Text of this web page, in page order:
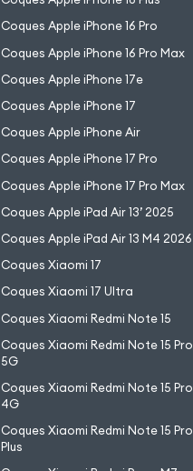
Coques Apple iPhone 16 Pro
Coques Apple iPhone 16 Pro Max
Coques Apple iPhone 17e
Coques Apple iPhone 17
Coques Apple iPhone Air
Coques Apple iPhone 17 Pro
Coques Apple iPhone 17 Pro Max
Coques Apple iPad Air 13’ 2025
Coques Apple iPad Air 13 M4 2026
Coques Xiaomi 17
Coques Xiaomi 17 Ultra
Coques Xiaomi Redmi Note 15
Coques Xiaomi Redmi Note 15 Pro
5G
Coques Xiaomi Redmi Note 15 Pro
4G
Coques Xiaomi Redmi Note 15 Pro
Plus